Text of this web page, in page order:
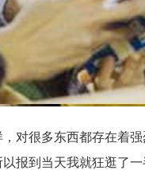
很多东西都存在着强
报到当天我就狂逛了